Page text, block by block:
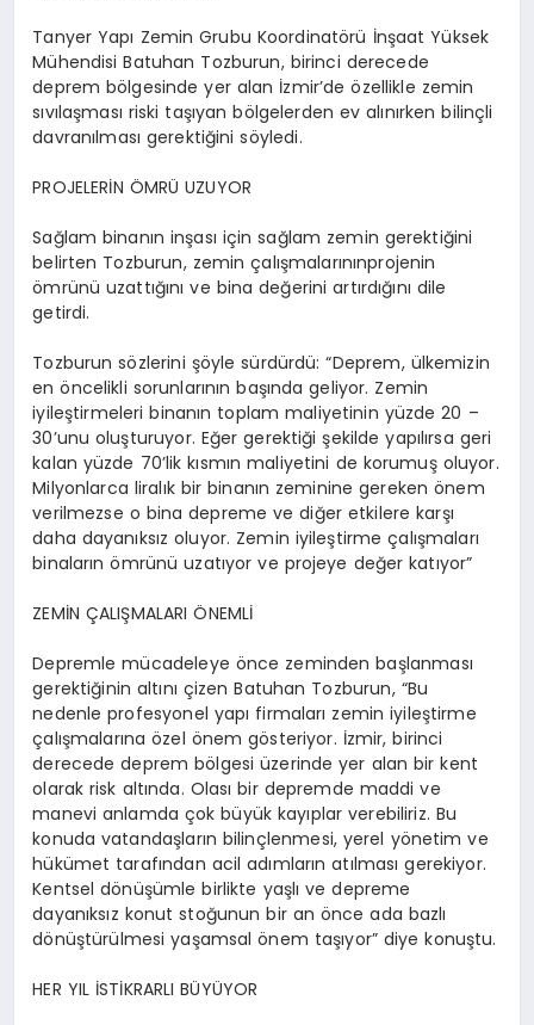
Tanyer Yapı Zemin Grubu Koordinatörü İnşaat Yüksek
Mühendisi Batuhan Tozburun, birinci derecede
deprem bölgesinde yer alan İzmir’de özellikle zemin
sıvılaşması riski taşıyan bölgelerden ev alınırken bilinçli
davranılması gerektiğini söyledi.
PROJELERİN ÖMRÜ UZUYOR
Sağlam binanın inşası için sağlam zemin gerektiğini
belirten Tozburun, zemin çalışmalarınınprojenin
ömrünü uzattığını ve bina değerini artırdığını dile
getirdi.
Tozburun sözlerini şöyle sürdürdü: “Deprem, ülkemizin
en öncelikli sorunlarının başında geliyor. Zemin
iyileştirmeleri binanın toplam maliyetinin yüzde 20 –
30’unu oluşturuyor. Eğer gerektiği şekilde yapılırsa geri
kalan yüzde 70’lik kısmın maliyetini de korumuş oluyor.
Milyonlarca liralık bir binanın zeminine gereken önem
verilmezse o bina depreme ve diğer etkilere karşı
daha dayanıksız oluyor. Zemin iyileştirme çalışmaları
binaların ömrünü uzatıyor ve projeye değer katıyor”
ZEMİN ÇALIŞMALARI ÖNEMLİ
Depremle mücadeleye önce zeminden başlanması
gerektiğinin altını çizen Batuhan Tozburun, “Bu
nedenle profesyonel yapı firmaları zemin iyileştirme
çalışmalarına özel önem gösteriyor. İzmir, birinci
derecede deprem bölgesi üzerinde yer alan bir kent
olarak risk altında. Olası bir depremde maddi ve
manevi anlamda çok büyük kayıplar verebiliriz. Bu
konuda vatandaşların bilinçlenmesi, yerel yönetim ve
hükümet tarafından acil adımların atılması gerekiyor.
Kentsel dönüşümle birlikte yaşlı ve depreme
dayanıksız konut stoğunun bir an önce ada bazlı
dönüştürülmesi yaşamsal önem taşıyor” diye konuştu.
HER YIL İSTİKRARLI BÜYÜYOR